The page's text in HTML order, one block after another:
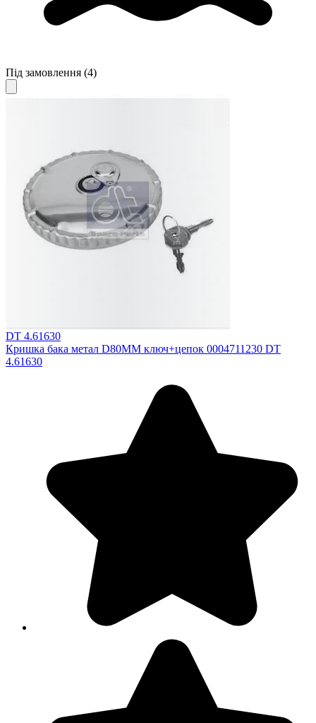
Під замовлення (4)
DT 4.61630
Кришка бака метал D80MM ключ+цепок 0004711230 DT
4.61630